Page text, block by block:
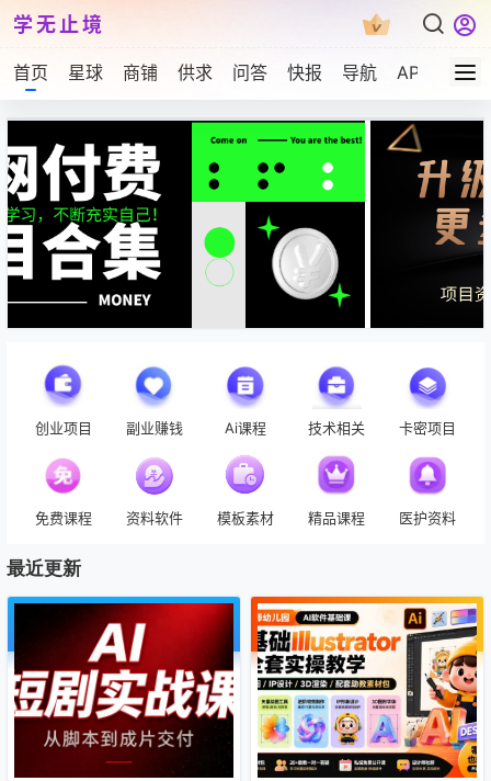
学无止境
首页 星球 商铺 供求 问答 快报 导航 APP下载
会员介绍
创业项目 副业赚钱 Ai课程 技术相关 卡密项目
免费课程 资料软件 模板素材 精品课程 医护资料
最近更新